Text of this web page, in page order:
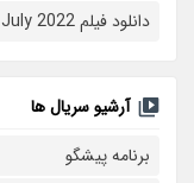
دانلود فیلم Fourth of July 2022 چهارم جولای
آرشیو سریال ها
برنامه پیشگو